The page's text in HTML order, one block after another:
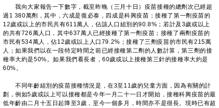
我向大家報告一下數字，截至昨晚（三月十日）疫苗接種的總劑次已經超
過1 380萬劑，其中，六成是復必泰，四成是科興疫苗；接種了第一劑疫苗的
12歲或以上的市民共有611萬人，佔該人口組別的90.8%；若計及3歲或以上
的共有726萬人口，其中637萬人已經接種了第一劑疫苗；接種了兩劑疫苗的
市民有534萬人，佔12歲或以上人口79.2%；接種了三劑疫苗的市民有215萬
人；如果我們以在一段特定時間之前已經接種第二劑的人數計算，第三劑的接
種率大約是50%。如果我們看長者，60歲或以上接種第三針的接種率大約是
60%。
不同年齡組別的疫苗接種情況是，在3至11歲的兒童方面，因為有關的計
劃，例如5歲或以上可以接種都是今年一月二十一日才開始，接種科興疫苗的最
低年齡由二月十五日起降至3歲，至今一個多月，時間亦不是很長。現時已有超